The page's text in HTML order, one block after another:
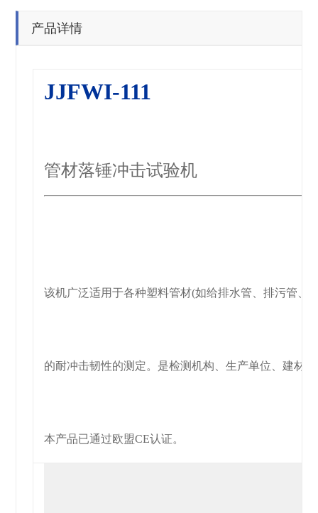
产品详情
JJFWI-111
管材落锤冲击试验机
该机广泛适用于各种塑料管材(如给排水管、排污管、
的耐冲击韧性的测 定。是检测机构、生产单位、建材
本产品已通过欧盟CE认证。